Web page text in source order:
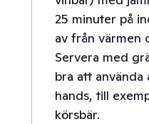
25 minuter på
av från värmen
Servera med
bra att använda
hands, till
körsbär.